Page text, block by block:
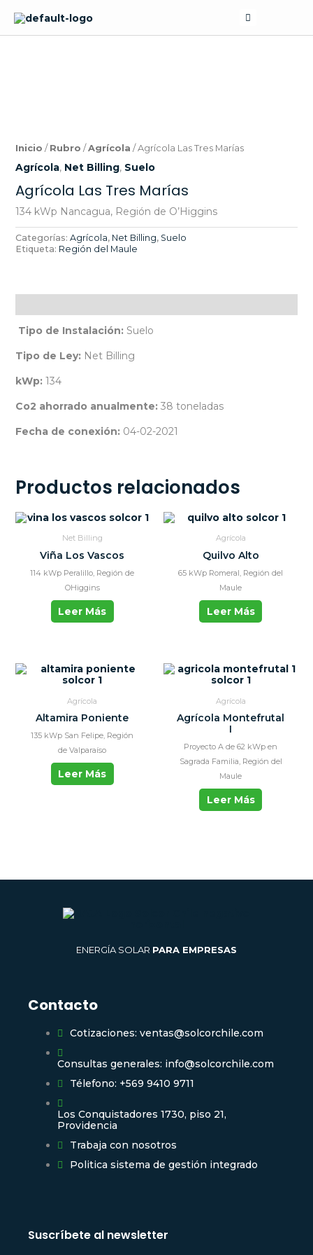
content
Inicio / Rubro /Agrícola / Agrícola Las Tres Marías
Agrícola, Net Billing, Suelo
Agrícola Las Tres Marías
134 kWp Nancagua, Región de O’Higgins
Categorías: Agrícola, Net Billing, Suelo
Etiqueta: Región del Maule
Tipo de Instalación: Suelo
Tipo de Ley: Net Billing
kWp: 134
Co2 ahorrado anualmente: 38 toneladas
Fecha de conexión: 04-02-2021
Productos relacionados
Net Billing
Viña Los Vascos
114 kWp Peralillo, Región de
OHiggins
Leer Más
Agrícola
Quilvo Alto
65 kWp Romeral, Región del
Maule
Leer Más
Agrícola
Altamira Poniente
135 kWp San Felipe, Región
de Valparaíso
Leer Más
Agrícola
Agrícola Montefrutal
I
Proyecto A de 62 kWp en
Sagrada Familia, Región del
Maule
Leer Más
ENERGÍA SOLAR PARA EMPRESAS
Contacto
Cotizaciones: ventas@solcorchile.com
Consultas generales: info@solcorchile.com
Télefono: +569 9410 9711
Los Conquistadores 1730, piso 21,
Providencia
Trabaja con nosotros
Politica sistema de gestión integrado
Suscríbete al newsletter